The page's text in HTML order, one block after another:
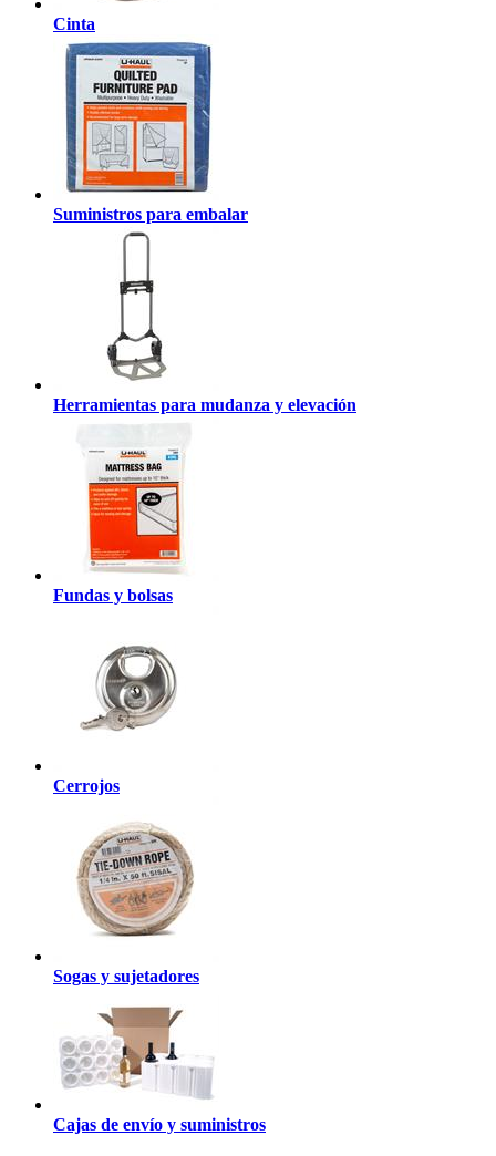
Cinta
Suministros para embalar
Herramientas para mudanza y elevación
Fundas y bolsas
Cerrojos
Sogas y sujetadores
Cajas de envío y suministros